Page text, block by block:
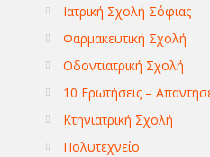
Ιατρική Σχολή Σόφιας
Φαρμακευτική Σχολή
Οδοντιατρική Σχολή
10 Ερωτήσεις –
Κτηνιατρική Σχολή
Πολυτεχνείο